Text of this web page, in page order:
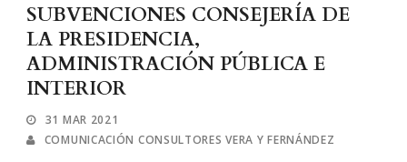
SUBVENCIONES CONSEJERÍA DE
LA PRESIDENCIA,
ADMINISTRACIÓN PÚBLICA E
INTERIOR
31 MAR 2021
COMUNICACIÓN CONSULTORES VERA Y FERNÁNDEZ